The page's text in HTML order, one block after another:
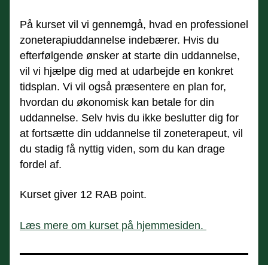
På kurset vil vi gennemgå, hvad en professionel
zoneterapiuddannelse indebærer. Hvis du
efterfølgende ønsker at starte din uddannelse,
vil vi hjælpe dig med at udarbejde en konkret
tidsplan. Vi vil også præsentere en plan for,
hvordan du økonomisk kan betale for din
uddannelse. Selv hvis du ikke beslutter dig for
at fortsætte din uddannelse til zoneterapeut, vil
du stadig få nyttig viden, som du kan drage
fordel af.
Kurset giver 12 RAB point.
Læs mere om kurset på hjemmesiden.